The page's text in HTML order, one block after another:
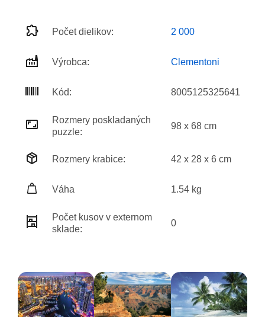
Počet dielikov: 2 000
Výrobca: Clementoni
Kód: 8005125325641
Rozmery poskladaných
puzzle:
98 x 68 cm
Rozmery krabice: 42 x 28 x 6 cm
Váha 1.54 kg
Počet kusov v externom
sklade:
0